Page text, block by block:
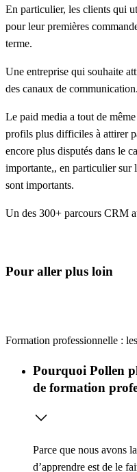
En particulier, les clients qui
pour leur premières
terme.
Une entreprise qui souhaite
des canaux de communication.
Le paid media a tout de
profils plus difficiles à attirer
encore plus disputés dans le
importante,, en particulier sur
sont importants.
Un des 300+ parcours CRM